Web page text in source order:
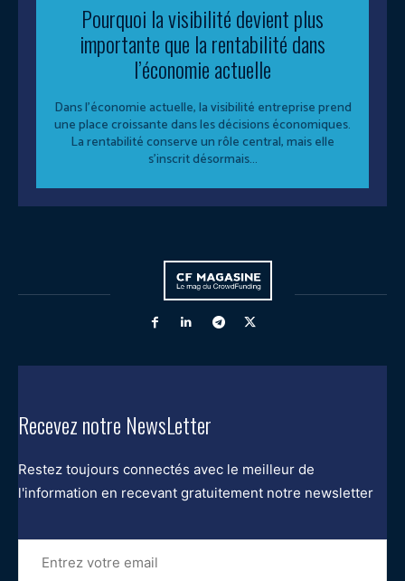
Pourquoi la visibilité devient plus
importante que la rentabilité dans
l’économie actuelle
Dans l’économie actuelle, la visibilité entreprise prend
une place croissante dans les décisions économiques.
La rentabilité conserve un rôle central, mais elle
s’inscrit désormais...
Recevez notre NewsLetter
Restez toujours connectés avec le meilleur de
l'information en recevant gratuitement notre newsletter
Entrez
votre
email